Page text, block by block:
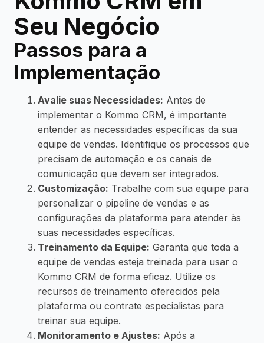
Seu Negócio
Passos para a
Implementação
Avalie suas Necessidades: Antes de
implementar o Kommo CRM, é importante
entender as necessidades específicas da sua
equipe de vendas. Identifique os processos que
precisam de automação e os canais de
comunicação que devem ser integrados.
Customização: Trabalhe com sua equipe para
personalizar o pipeline de vendas e as
configurações da plataforma para atender às
suas necessidades específicas.
Treinamento da Equipe: Garanta que toda a
equipe de vendas esteja treinada para usar o
Kommo CRM de forma eficaz. Utilize os
recursos de treinamento oferecidos pela
plataforma ou contrate especialistas para
treinar sua equipe.
Monitoramento e Ajustes: Após a